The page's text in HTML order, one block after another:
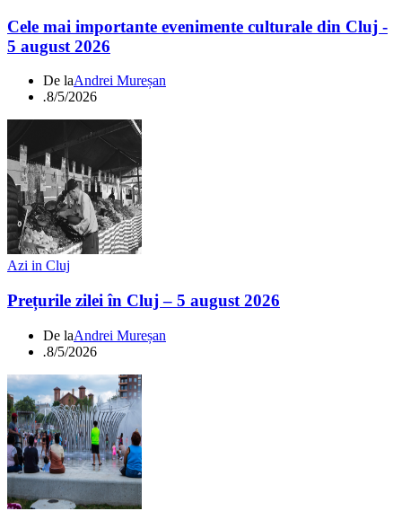
Cele mai importante evenimente culturale din Cluj -
5 august 2026
De laAndrei Mureșan
.8/5/2026
Azi in Cluj
Prețurile zilei în Cluj – 5 august 2026
De laAndrei Mureșan
.8/5/2026